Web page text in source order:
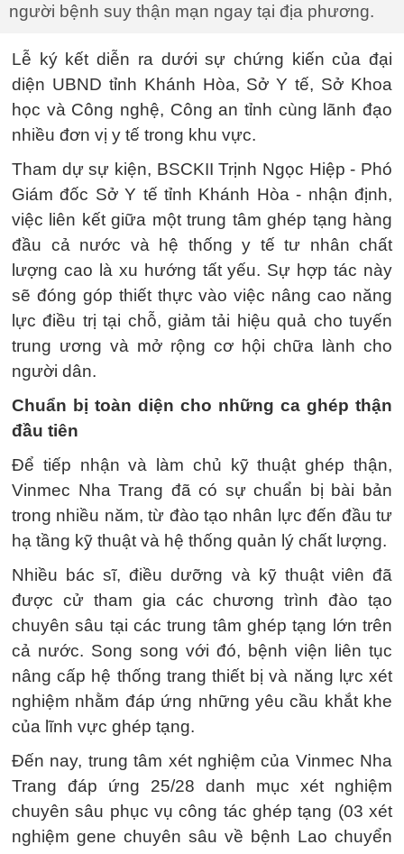
người bệnh suy thận mạn ngay tại địa phương.
Lễ ký kết diễn ra dưới sự chứng kiến của đại
diện UBND tỉnh Khánh Hòa, Sở Y tế, Sở Khoa
học và Công nghệ, Công an tỉnh cùng lãnh đạo
nhiều đơn vị y tế trong khu vực.
Tham dự sự kiện, BSCKII Trịnh Ngọc Hiệp - Phó
Giám đốc Sở Y tế tỉnh Khánh Hòa - nhận định,
việc liên kết giữa một trung tâm ghép tạng hàng
đầu cả nước và hệ thống y tế tư nhân chất
lượng cao là xu hướng tất yếu. Sự hợp tác này
sẽ đóng góp thiết thực vào việc nâng cao năng
lực điều trị tại chỗ, giảm tải hiệu quả cho tuyến
trung ương và mở rộng cơ hội chữa lành cho
người dân.
Chuẩn bị toàn diện cho những ca ghép thận
đầu tiên
Để tiếp nhận và làm chủ kỹ thuật ghép thận,
Vinmec Nha Trang đã có sự chuẩn bị bài bản
trong nhiều năm, từ đào tạo nhân lực đến đầu tư
hạ tầng kỹ thuật và hệ thống quản lý chất lượng.
Nhiều bác sĩ, điều dưỡng và kỹ thuật viên đã
được cử tham gia các chương trình đào tạo
chuyên sâu tại các trung tâm ghép tạng lớn trên
cả nước. Song song với đó, bệnh viện liên tục
nâng cấp hệ thống trang thiết bị và năng lực xét
nghiệm nhằm đáp ứng những yêu cầu khắt khe
của lĩnh vực ghép tạng.
Đến nay, trung tâm xét nghiệm của Vinmec Nha
Trang đáp ứng 25/28 danh mục xét nghiệm
chuyên sâu phục vụ công tác ghép tạng (03 xét
nghiệm gene chuyên sâu về bệnh Lao chuyển